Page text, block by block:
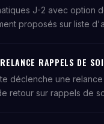
J-2 avec option
proposés sur liste
RELANCE RAPPELS DE
déclenche une relance
retour sur rappels de